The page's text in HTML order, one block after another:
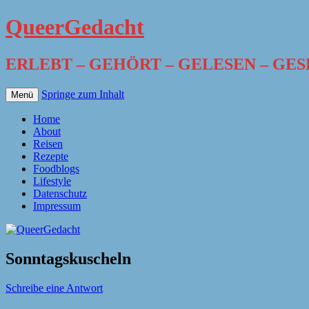
QueerGedacht
ERLEBT – GEHÖRT – GELESEN –
Menü Springe zum Inhalt
Home
About
Reisen
Rezepte
Foodblogs
Lifestyle
Datenschutz
Impressum
Sonntagskuscheln
Schreibe eine Antwort